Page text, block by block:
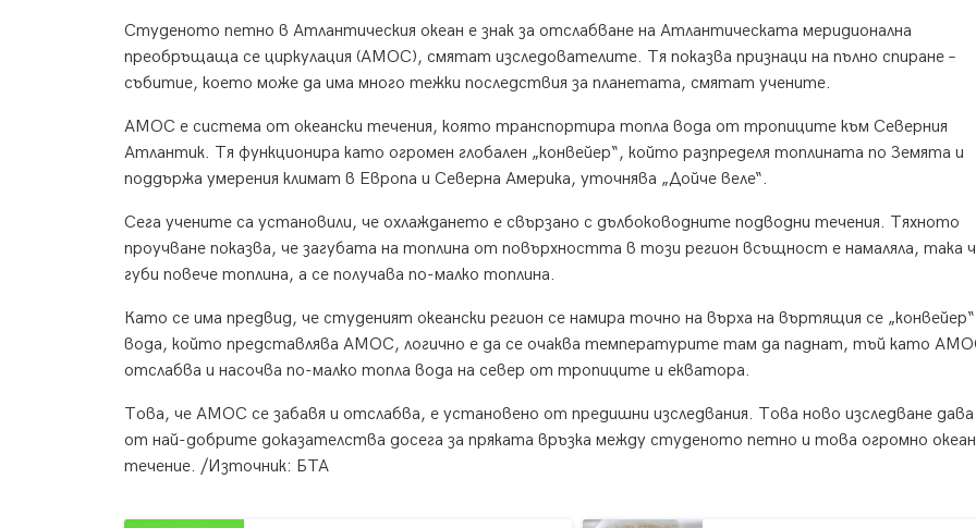
Студеното петно в Атлантическия океан е знак за отслабване на Атлантическата меридионална
преобръщаща се циркулация (AMOC), смятат изследователите. Тя показва признаци на пълно спиране –
събитие, което може да има много тежки последствия за планетата, смятат учените.
AMOC е система от океански течения, която транспортира топла вода от тропиците към Северния
Атлантик. Тя функционира като огромен глобален „конвейер“, който разпределя топлината по Земята и
поддържа умерения климат в Европа и Северна Америка, уточнява „Дойче веле“.
Сега учените са установили, че охлаждането е свързано с дълбоководните подводни течения. Тяхното
проучване показва, че загубата на топлина от повърхността в този регион всъщност е намаляла, така
губи повече топлина, а се получава по-малко топлина.
Като се има предвид, че студеният океански регион се намира точно на върха на въртящия се
вода, който представлява AMOC, логично е да се очаква температурите там да паднат, тъй като
отслабва и насочва по-малко топла вода на север от тропиците и екватора.
Това, че AMOC се забавя и отслабва, е установено от предишни изследвания. Това ново изследване дава
от най-добрите доказателства досега за пряката връзка между студеното петно и това огромно
течение. /Източник: БТА